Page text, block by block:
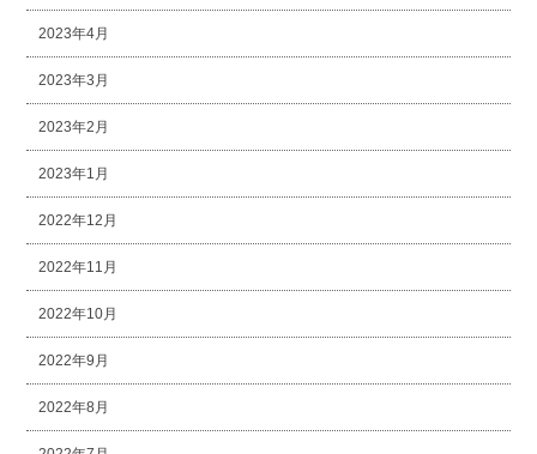
2023年4月
2023年3月
2023年2月
2023年1月
2022年12月
2022年11月
2022年10月
2022年9月
2022年8月